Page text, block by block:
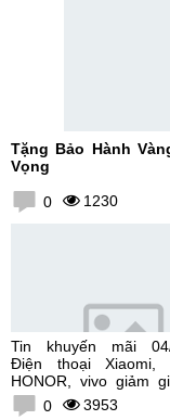
Tặng Bảo Hành
Vọng
0 1230
Tin khuyến mãi 04/
Điện thoại Xiaomi,
HONOR, vivo giảm
300K0 3953